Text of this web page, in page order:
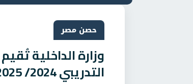
حصن مصر
وزارة الداخلية
التدريبي 2024/ 2025